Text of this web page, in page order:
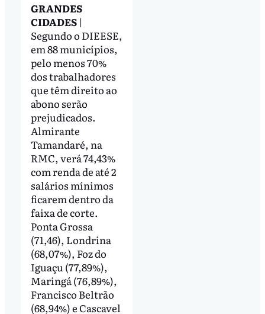
GRANDES
CIDADES|
Segundo o DIEESE,
em 88 municípios,
pelo menos 70%
dos trabalhadores
que têm direito ao
abono serão
prejudicados.
Almirante
Tamandaré, na
RMC, verá 74,43%
com renda de até 2
salários mínimos
ficarem dentro da
faixa de corte.
Ponta Grossa
(71,46), Londrina
(68,07%), Foz do
Iguaçu (77,89%),
Maringá (76,89%),
Francisco Beltrão
(68,94%) e Cascavel